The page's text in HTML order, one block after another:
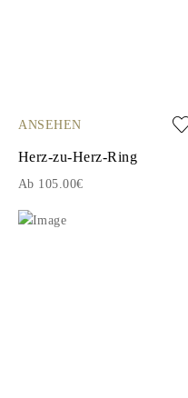
ANSEHEN
Herz-zu-Herz-Ring
Ab 105.00€